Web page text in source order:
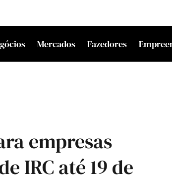
Mercados Fazedores
empresas
IRC até 19 de